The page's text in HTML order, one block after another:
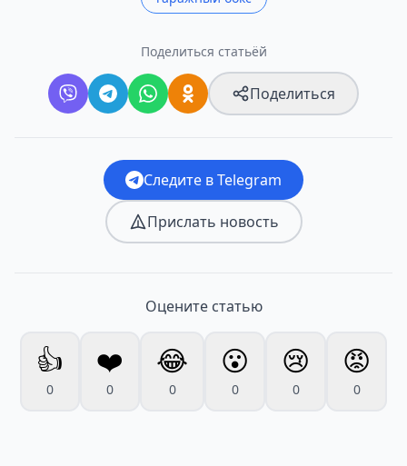
Поделиться статьёй
Поделиться
Следите в Telegram
Прислать новость
Оцените статью
👍
0
❤️
0
😂
0
😮
0
😢
0
😡
0